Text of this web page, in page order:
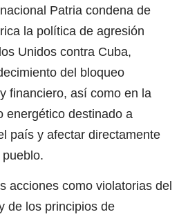
Patria condena de
la política de agresión
Unidos contra Cuba,
del bloqueo
financiero, así como en la
energético destinado a
país y afectar directamente
acciones como violatorias del
de los principios de